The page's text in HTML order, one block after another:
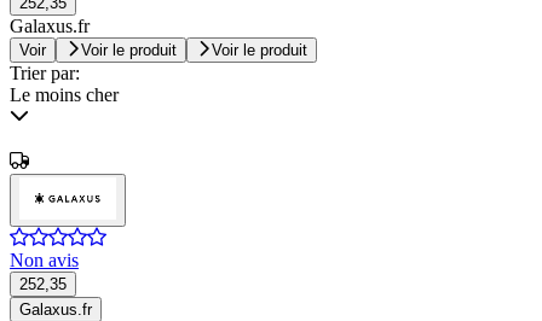
Galaxus.fr
Voir Voir le produit Voir le produit
Trier par:
Le moins cher
Non avis
252,35
Galaxus.fr